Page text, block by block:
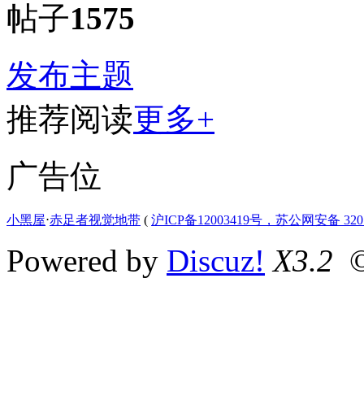
帖子1575
发布主题
推荐阅读更多+
广告位
小黑屋⋅赤足者视觉地带 ( 沪ICP备12003419号，苏公网安备
Powered by Discuz! X3.2